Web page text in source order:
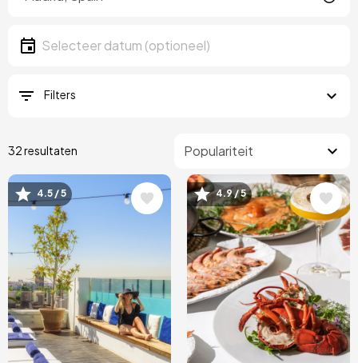
Datum
Selecteer een datum
Filters
32 resultaten
Afbeelding
4.5 / 5 Afbeelding
4.9 / 5